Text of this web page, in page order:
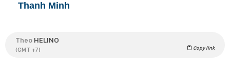
Thanh Minh
Theo HELINO
(GMT +7) Copy link